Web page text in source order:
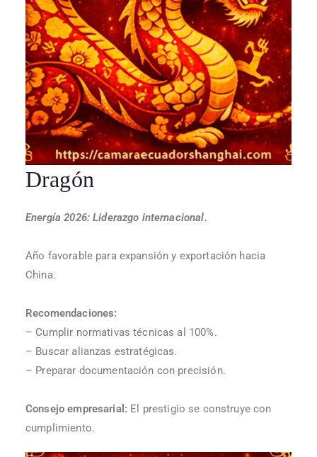
Dragón
Energía 2026: Liderazgo internacional.
Año favorable para expansión y exportación hacia
China.
Recomendaciones:
– Cumplir normativas técnicas al 100%.
– Buscar alianzas estratégicas.
– Preparar documentación con precisión.
Consejo empresarial: El prestigio se construye con
cumplimiento.